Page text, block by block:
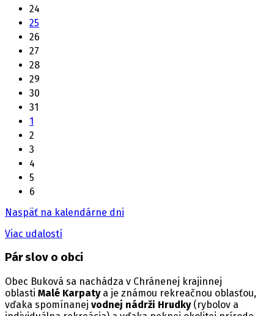
24
25
26
27
28
29
30
31
1
2
3
4
5
6
Naspäť na kalendárne dni
Viac udalostí
Pár slov o obci
Obec Buková sa nachádza v Chránenej krajinnej
oblasti Malé Karpatya je známou rekreačnou oblasťou,
vďaka spomínanej vodnej nádrži Hrudky(rybolov a